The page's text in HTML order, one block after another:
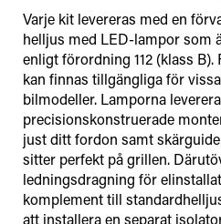
Varje kit levereras med en
helljus med LED-lampor som
enligt förordning 112 (klass
kan finnas tillgängliga för
bilmodeller. Lamporna
precisionskonstruerade
just ditt fordon samt
sitter perfekt på grillen.
ledningsdragning för
komplement till
att installera en separat